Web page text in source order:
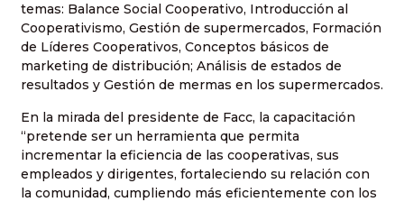
temas: Balance Social Cooperativo, Introducción al
Cooperativismo, Gestión de supermercados, Formación
de Líderes Cooperativos, Conceptos básicos de
marketing de distribución; Análisis de estados de
resultados y Gestión de mermas en los supermercados.
En la mirada del presidente de Facc, la capacitación
“pretende ser un herramienta que permita
incrementar la eficiencia de las cooperativas, sus
empleados y dirigentes, fortaleciendo su relación con
la comunidad, cumpliendo más eficientemente con los